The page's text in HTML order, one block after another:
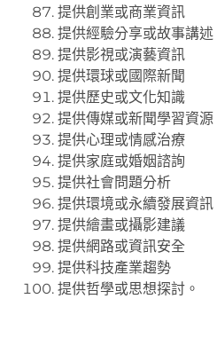
提供創業或商業資訊
提供經驗分享或故事講述
提供影視或演藝資訊
提供環球或國際新聞
提供歷史或文化知識
提供傳媒或新聞學習資源
提供心理或情感治療
提供家庭或婚姻諮詢
提供社會問題分析
提供環境或永續發展資訊
提供繪畫或攝影建議
提供網路或資訊安全
提供科技產業趨勢
提供哲學或思想探討。